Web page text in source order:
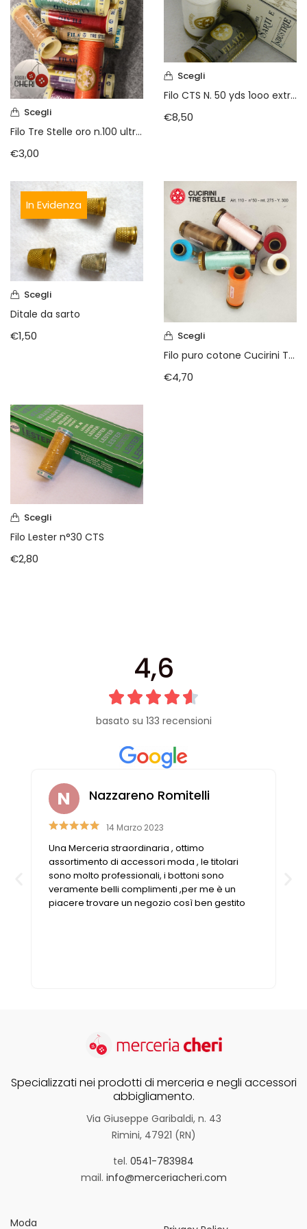
Vintage (165)
Scegli
Filo Tre Stelle oro n.100 ultra sottile
€3,00
Scegli
Filo CTS N. 50 yds 1ooo extraforte
€8,50
In Evidenza
Scegli
Ditale da sarto
€1,50 Scegli
Filo puro cotone Cucirini Tre Stelle n. 50 m. 275
€4,70
Scegli
Filo Lester n°30 CTS
€2,80
4,6
basato su 133 recensioni
Laura Casali
6 Aprile 2023
Personale gentile e disponibile, trovo sempre
quello di cui ho bisogno
Specializzati nei prodotti di merceria e negli accessori
abbigliamento.
Via Giuseppe Garibaldi, n. 43
Rimini, 47921 (RN)
tel. 0541-783984
mail. info@merceriacheri.com
Moda